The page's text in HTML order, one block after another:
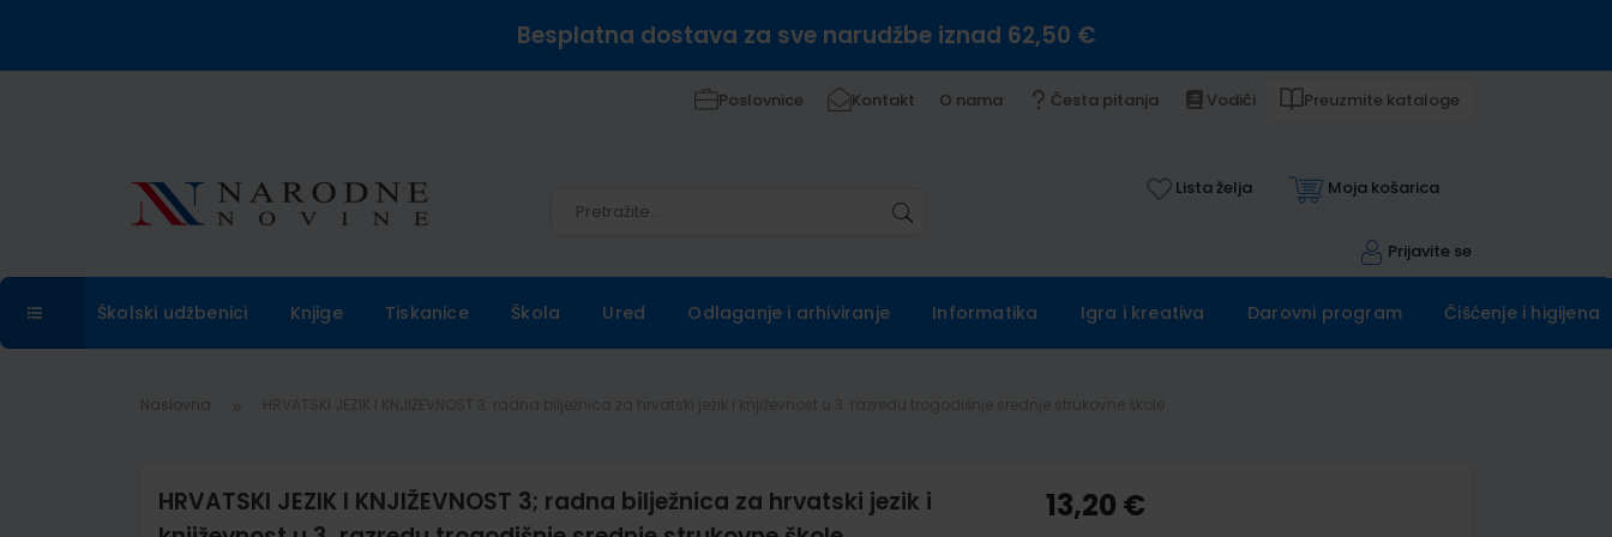
Besplatna dostava za sve narudžbe iznad 62,50 €
Poslovnice Kontakt O nama Česta pitanja Vodiči Preuzmite kataloge
Lista želja Moja košarica
Prijavite se
Školski udžbenici Knjige Tiskanice Škola Ured Odlaganje i arhiviranje Informatika Igra i kreativa Darovni program Čišćenje i higijena
Naslovna
HRVATSKI JEZIK I KNJIŽEVNOST 3; radna bilježnica za hrvatski jezik i
13,20 €